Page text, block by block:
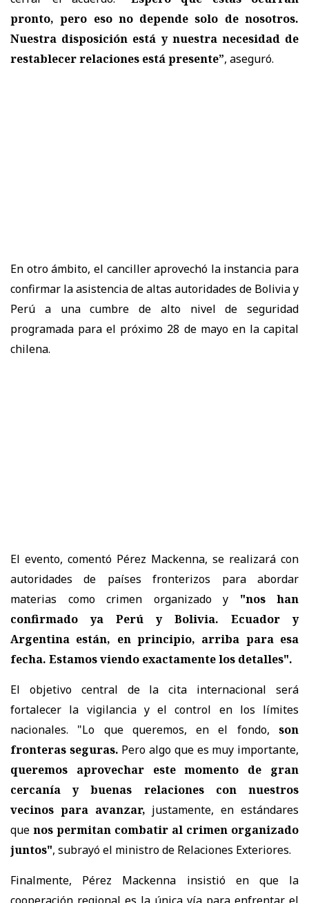
pronto, pero eso no depende solo de nosotros.
Nuestra disposición está y nuestra necesidad de
restablecer relaciones está presente”, aseguró.
En otro ámbito, el canciller aprovechó la instancia para
confirmar la asistencia de altas autoridades de Bolivia y
Perú a una cumbre de alto nivel de seguridad
programada para el próximo 28 de mayo en la capital
chilena.
El evento, comentó Pérez Mackenna, se realizará con
autoridades de países fronterizos para abordar
materias como crimen organizado y "nos han
confirmado ya Perú y Bolivia. Ecuador y
Argentina están, en principio, arriba para esa
fecha. Estamos viendo exactamente los detalles".
El objetivo central de la cita internacional será
fortalecer la vigilancia y el control en los límites
nacionales. "Lo que queremos, en el fondo, son
fronteras seguras. Pero algo que es muy importante,
queremos aprovechar este momento de gran
cercanía y buenas relaciones con nuestros
vecinos para avanzar, justamente, en estándares
que nos permitan combatir al crimen organizado
juntos", subrayó el ministro de Relaciones Exteriores.
Finalmente, Pérez Mackenna insistió en que la